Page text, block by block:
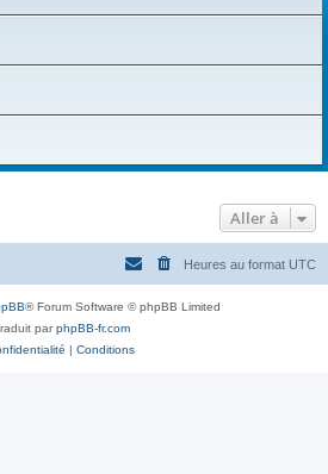
h
Aller à
Heures au format UTC
® Forum Software © phpBB Limited
parphpBB-fr.com
| Conditions